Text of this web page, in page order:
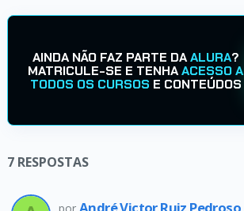
AINDA NÃO FAZ PARTE DAALURA?
MATRICULE-SE E TENHAACESSO A
TODOS OS CURSOS E CONTEÚDOS
7 RESPOSTAS
por André Victor Ruiz Pedroso